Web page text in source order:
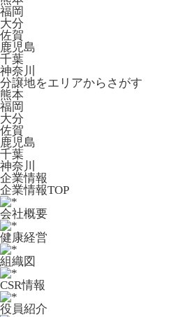
福岡
大分
佐賀
鹿児島
千葉
神奈川
分譲地をエリアからさがす
熊本
福岡
大分
佐賀
鹿児島
千葉
神奈川
企業情報
企業情報TOP
会社概要
健康経営
組織図
CSR情報
役員紹介